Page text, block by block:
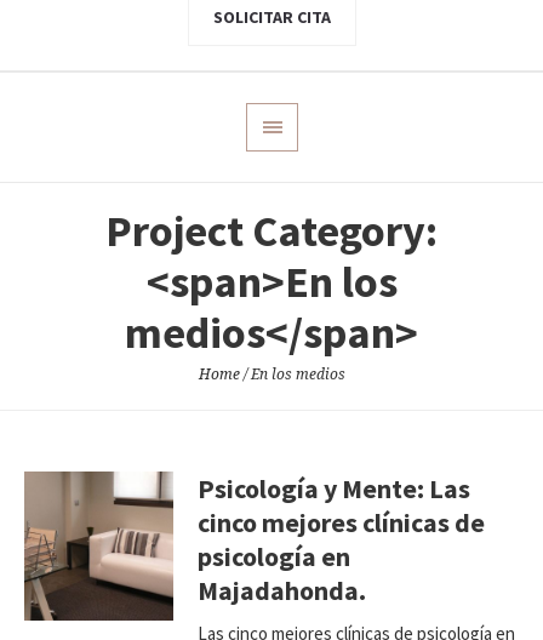
SOLICITAR CITA
Project Category:
<span>En los
medios</span>
Home /En los medios
Psicología y Mente: Las
cinco mejores clínicas de
psicología en
Majadahonda.
Las cinco mejores clínicas de psicología en